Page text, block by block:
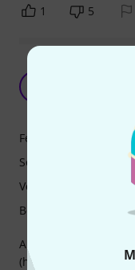
1 5
Diezel VH4-
Also eigentlich hat
(hergestellt in den
Features
Sound
Verarbeitung
Bedienung